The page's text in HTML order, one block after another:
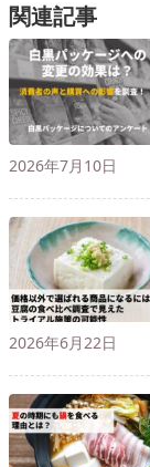
関連記事
2026年7月10日
2026年6月22日